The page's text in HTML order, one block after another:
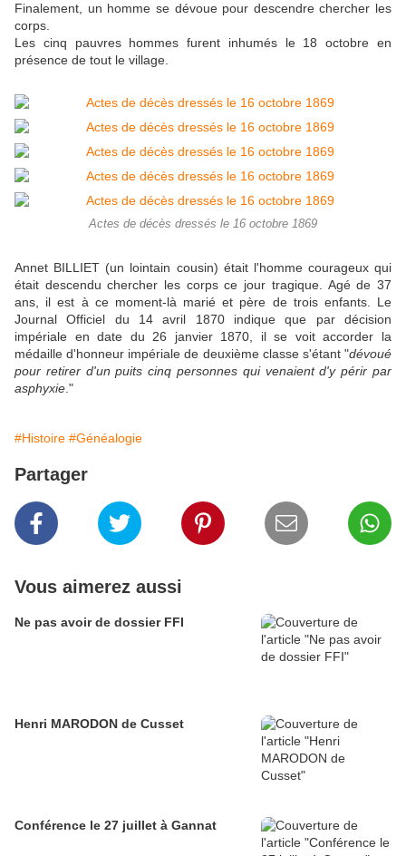
Finalement, un homme se dévoue pour descendre chercher les
corps.
Les cinq pauvres hommes furent inhumés le 18 octobre en
présence de tout le village.
Actes de décès dressés le 16 octobre 1869
Annet BILLIET (un lointain cousin) était l'homme courageux qui
était descendu chercher les corps ce jour tragique. Agé de 37
ans, il est à ce moment-là marié et père de trois enfants. Le
Journal Officiel du 14 avril 1870 indique que par décision
impériale en date du 26 janvier 1870, il se voit accorder la
médaille d'honneur impériale de deuxième classe s'étant "dévoué
pour retirer d'un puits cinq personnes qui venaient d'y périr par
asphyxie ."
#Histoire #Généalogie
Partager
Vous aimerez aussi
Ne pas avoir de dossier FFI
Henri MARODON de Cusset
Conférence le 27 juillet à Gannat